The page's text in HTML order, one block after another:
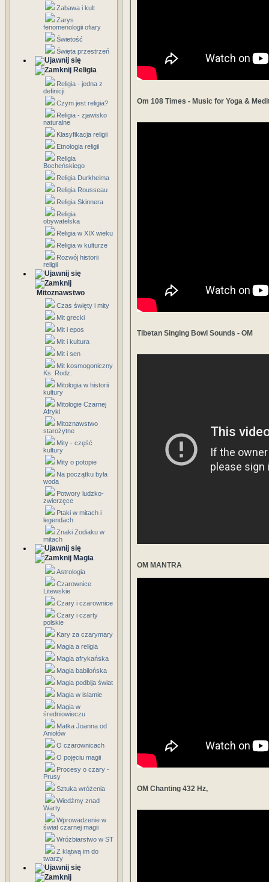
Zabawa i kult
Zarys
fenomenologii ofiary
Świetość
Święta przestrzeń
Religia
Religia - jedna z
definicji
Czym jest religia?
Religia - zjawisko
naturalne
Klasyfikacja religii
Etnologia religii
Religia
Bocheńskiego
Religia Durkheima
Religia Rousseau
Religia Skinnera
Religia
obywatelska
Religia w XIX wieku
Religia w kulturze
Rozwój historii
religii
Mitoznawstwo
Czas święty i mity
Mit grecki
Mit i epos
Mit i kultura
Mit i sen
Mit kosmogoniczny
Ks. Rodz.
Mitologia w historii
kultury
Mitologie Czarnej
Afryki
Mitoznawstwo
starożytne
Mity - część
kultury
Mity o potopie
Na początku była
woda
Potwory ludzko-
zwierzęce
Ptaki w mitach i
legendach
Znaki Zodiaku w
mitach
Magia
Astrologia
Czarownice
Litewskie
Czary i czarownice
Czary i czarty
polskie
Kary za czarymary
Magia a religia
Magia afrykańska
Magia babilońska
Magia podbija świat
Magia w islamie
Magia w
średniowieczu
Matka Joanna od
Aniołów
O czarownicach
O pojęciu magii
Procesy o czary -
Prusy
Sztuka wróżenia
Wiedźmy znad
Warty
Wprowadzenie w
świat czarnej magii
Wróżbiarstwo w ST
Z klątwą im do
twarzy
Om 108 Times - Music for Yoga &
Tibetan Singing Bowl Sounds - OM
OM MANTRA
OM Chanting 432 Hz,